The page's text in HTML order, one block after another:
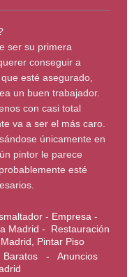
ser su primera
conseguir a
esté asegurado,
un buen trabajador.
con casi total
va a ser el más caro.
únicamente en
pintor le parece
esté
- Empresa -
Madrid - Restauración
Pintar Piso
Baratos - Anuncios